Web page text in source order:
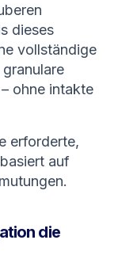
dieses
vollständige
ohne intakte
erforderte,
auf
die